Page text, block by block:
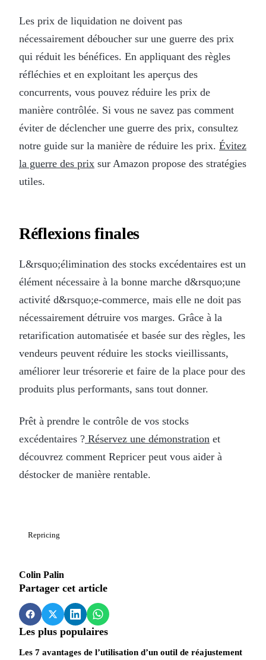
Les prix de liquidation ne doivent pas
nécessairement déboucher sur une guerre des prix
qui réduit les bénéfices. En appliquant des règles
réfléchies et en exploitant les aperçus des
concurrents, vous pouvez réduire les prix de
manière contrôlée. Si vous ne savez pas comment
éviter de déclencher une guerre des prix, consultez
notre guide sur la manière de réduire les prix. Évitez
la guerre des prix sur Amazon propose des stratégies
utiles.
Réflexions finales
L&rsquo;élimination des stocks excédentaires est un
élément nécessaire à la bonne marche d&rsquo;une
activité d&rsquo;e-commerce, mais elle ne doit pas
nécessairement détruire vos marges. Grâce à la
retarification automatisée et basée sur des règles, les
vendeurs peuvent réduire les stocks vieillissants,
améliorer leur trésorerie et faire de la place pour des
produits plus performants, sans tout donner.
Prêt à prendre le contrôle de vos stocks
excédentaires ? Réservez une démonstration et
découvrez comment Repricer peut vous aider à
déstocker de manière rentable.
Repricing
Colin Palin
Partager cet article
Les plus populaires
Les 7 avantages de l’utilisation d’un outil de réajustement